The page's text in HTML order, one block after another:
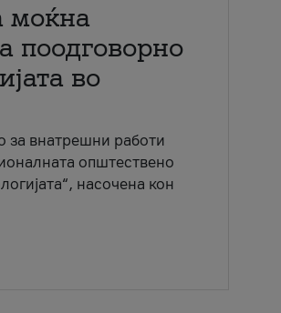
моќна
поодговорно
во
за внатрешни работи
општествено
насочена кон